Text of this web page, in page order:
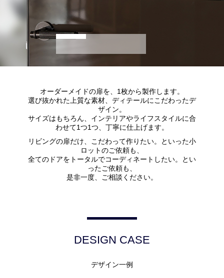
オーダーメイドの扉を、1枚から製作します。
選び抜かれた上質な素材、ディテールにこだわったデ
ザイン。
サイズはもちろん、インテリアやライフスタイルに合
わせて1つ1つ、丁寧に仕上げます。
リビングの扉だけ、こだわって作りたい。といった小
ロットのご依頼も、
全てのドアをトータルでコーディネートしたい。とい
ったご依頼も、
是非一度、ご相談ください。
DESIGN CASE
デザイン一例